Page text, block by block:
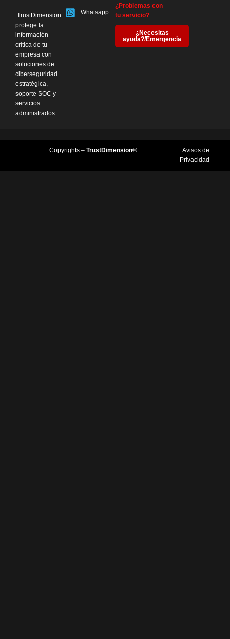
TrustDimension
protege la
información
crítica de tu
empresa con
soluciones de
ciberseguridad
estratégica,
soporte SOC y
servicios
administrados.
Whatsapp
¿Problemas con
tu servicio?
¿Necesitas
ayuda?/Emergencia
Copyrights – TrustDimension©
Avisos de
Privacidad